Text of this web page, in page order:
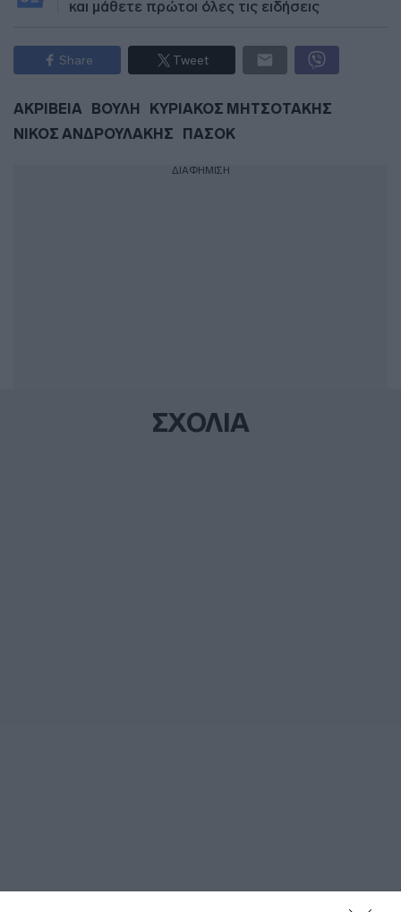
και μάθετε πρώτοι όλες τις ειδήσεις
Share Tweet
ΑΚΡΙΒΕΙΑ ΒΟΥΛΗ
ΚΥΡΙΑΚΟΣ ΜΗΤΣΟΤΑΚΗΣ
ΝΙΚΟΣ ΑΝΔΡΟΥΛΑΚΗΣ
ΠΑΣΟΚ
ΔΙΑΦΗΜΙΣΗ
ΣΧΟΛΙΑ